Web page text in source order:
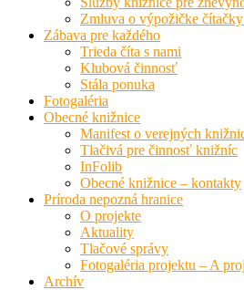
Zmluva o výpožičke
Zábava pre každého
Trieda číta s nami
Klubová činnosť
Stála ponuka
Fotogaléria
Obecné knižnice
Manifest o verejných
Tlačivá pre činnosť knižníc
InFolib
Obecné knižnice – kontakty
Príroda nepozná hranice
O projekte
Aktuality
Tlačové správy
Fotogaléria projektu – A
Archív